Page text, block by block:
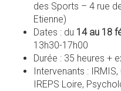
des Sports – 4 rue
Etienne)
Dates : du 14 au 18
13h30-17h00
Durée : 35 heures +
Intervenants : IRMIS,
IREPS Loire,